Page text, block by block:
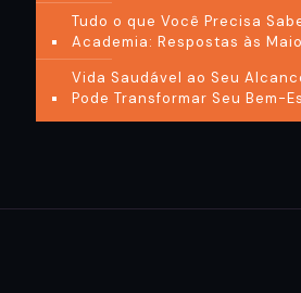
Tudo o que Você Precisa
Academia: Respostas às
Vida Saudável ao Seu
Pode Transformar Seu Bem-